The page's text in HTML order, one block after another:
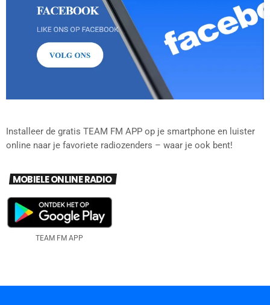
Installeer de gratis TEAM FM APP op je smartphone en luister
online naar je favoriete radiozenders – waar je ook bent!
MOBIELE ONLINE RADIO
TEAM FM APP